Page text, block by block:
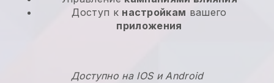
Доступ к настройкам вашего
приложения
Доступно на IOS и Android